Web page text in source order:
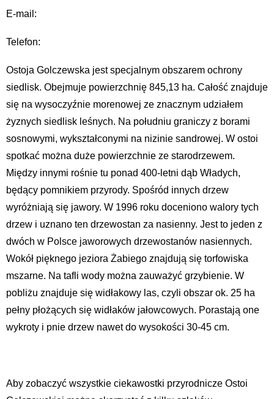
E-mail:
Telefon:
Ostoja Golczewska jest specjalnym obszarem ochrony
siedlisk. Obejmuje powierzchnię 845,13 ha. Całość znajduje
się na wysoczyźnie morenowej ze znacznym udziałem
żyznych siedlisk leśnych. Na południu graniczy z borami
sosnowymi, wykształconymi na nizinie sandrowej. W ostoi
spotkać można duże powierzchnie ze starodrzewem.
Między innymi rośnie tu ponad 400-letni dąb Władych,
będący pomnikiem przyrody. Spośród innych drzew
wyróżniają się jawory. W 1996 roku doceniono walory tych
drzew i uznano ten drzewostan za nasienny. Jest to jeden z
dwóch w Polsce jaworowych drzewostanów nasiennych.
Wokół pięknego jeziora Żabiego znajdują się torfowiska
mszarne. Na tafli wody można zauważyć grzybienie. W
pobliżu znajduje się widłakowy las, czyli obszar ok. 25 ha
pełny płożących się widłaków jałowcowych. Porastają one
wykroty i pnie drzew nawet do wysokości 30-45 cm.
Aby zobaczyć wszystkie ciekawostki przyrodnicze Ostoi